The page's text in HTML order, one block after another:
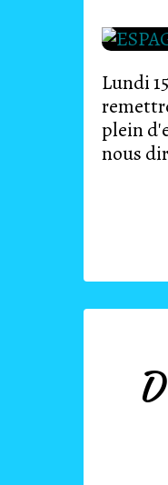
Lundi
plein
nous